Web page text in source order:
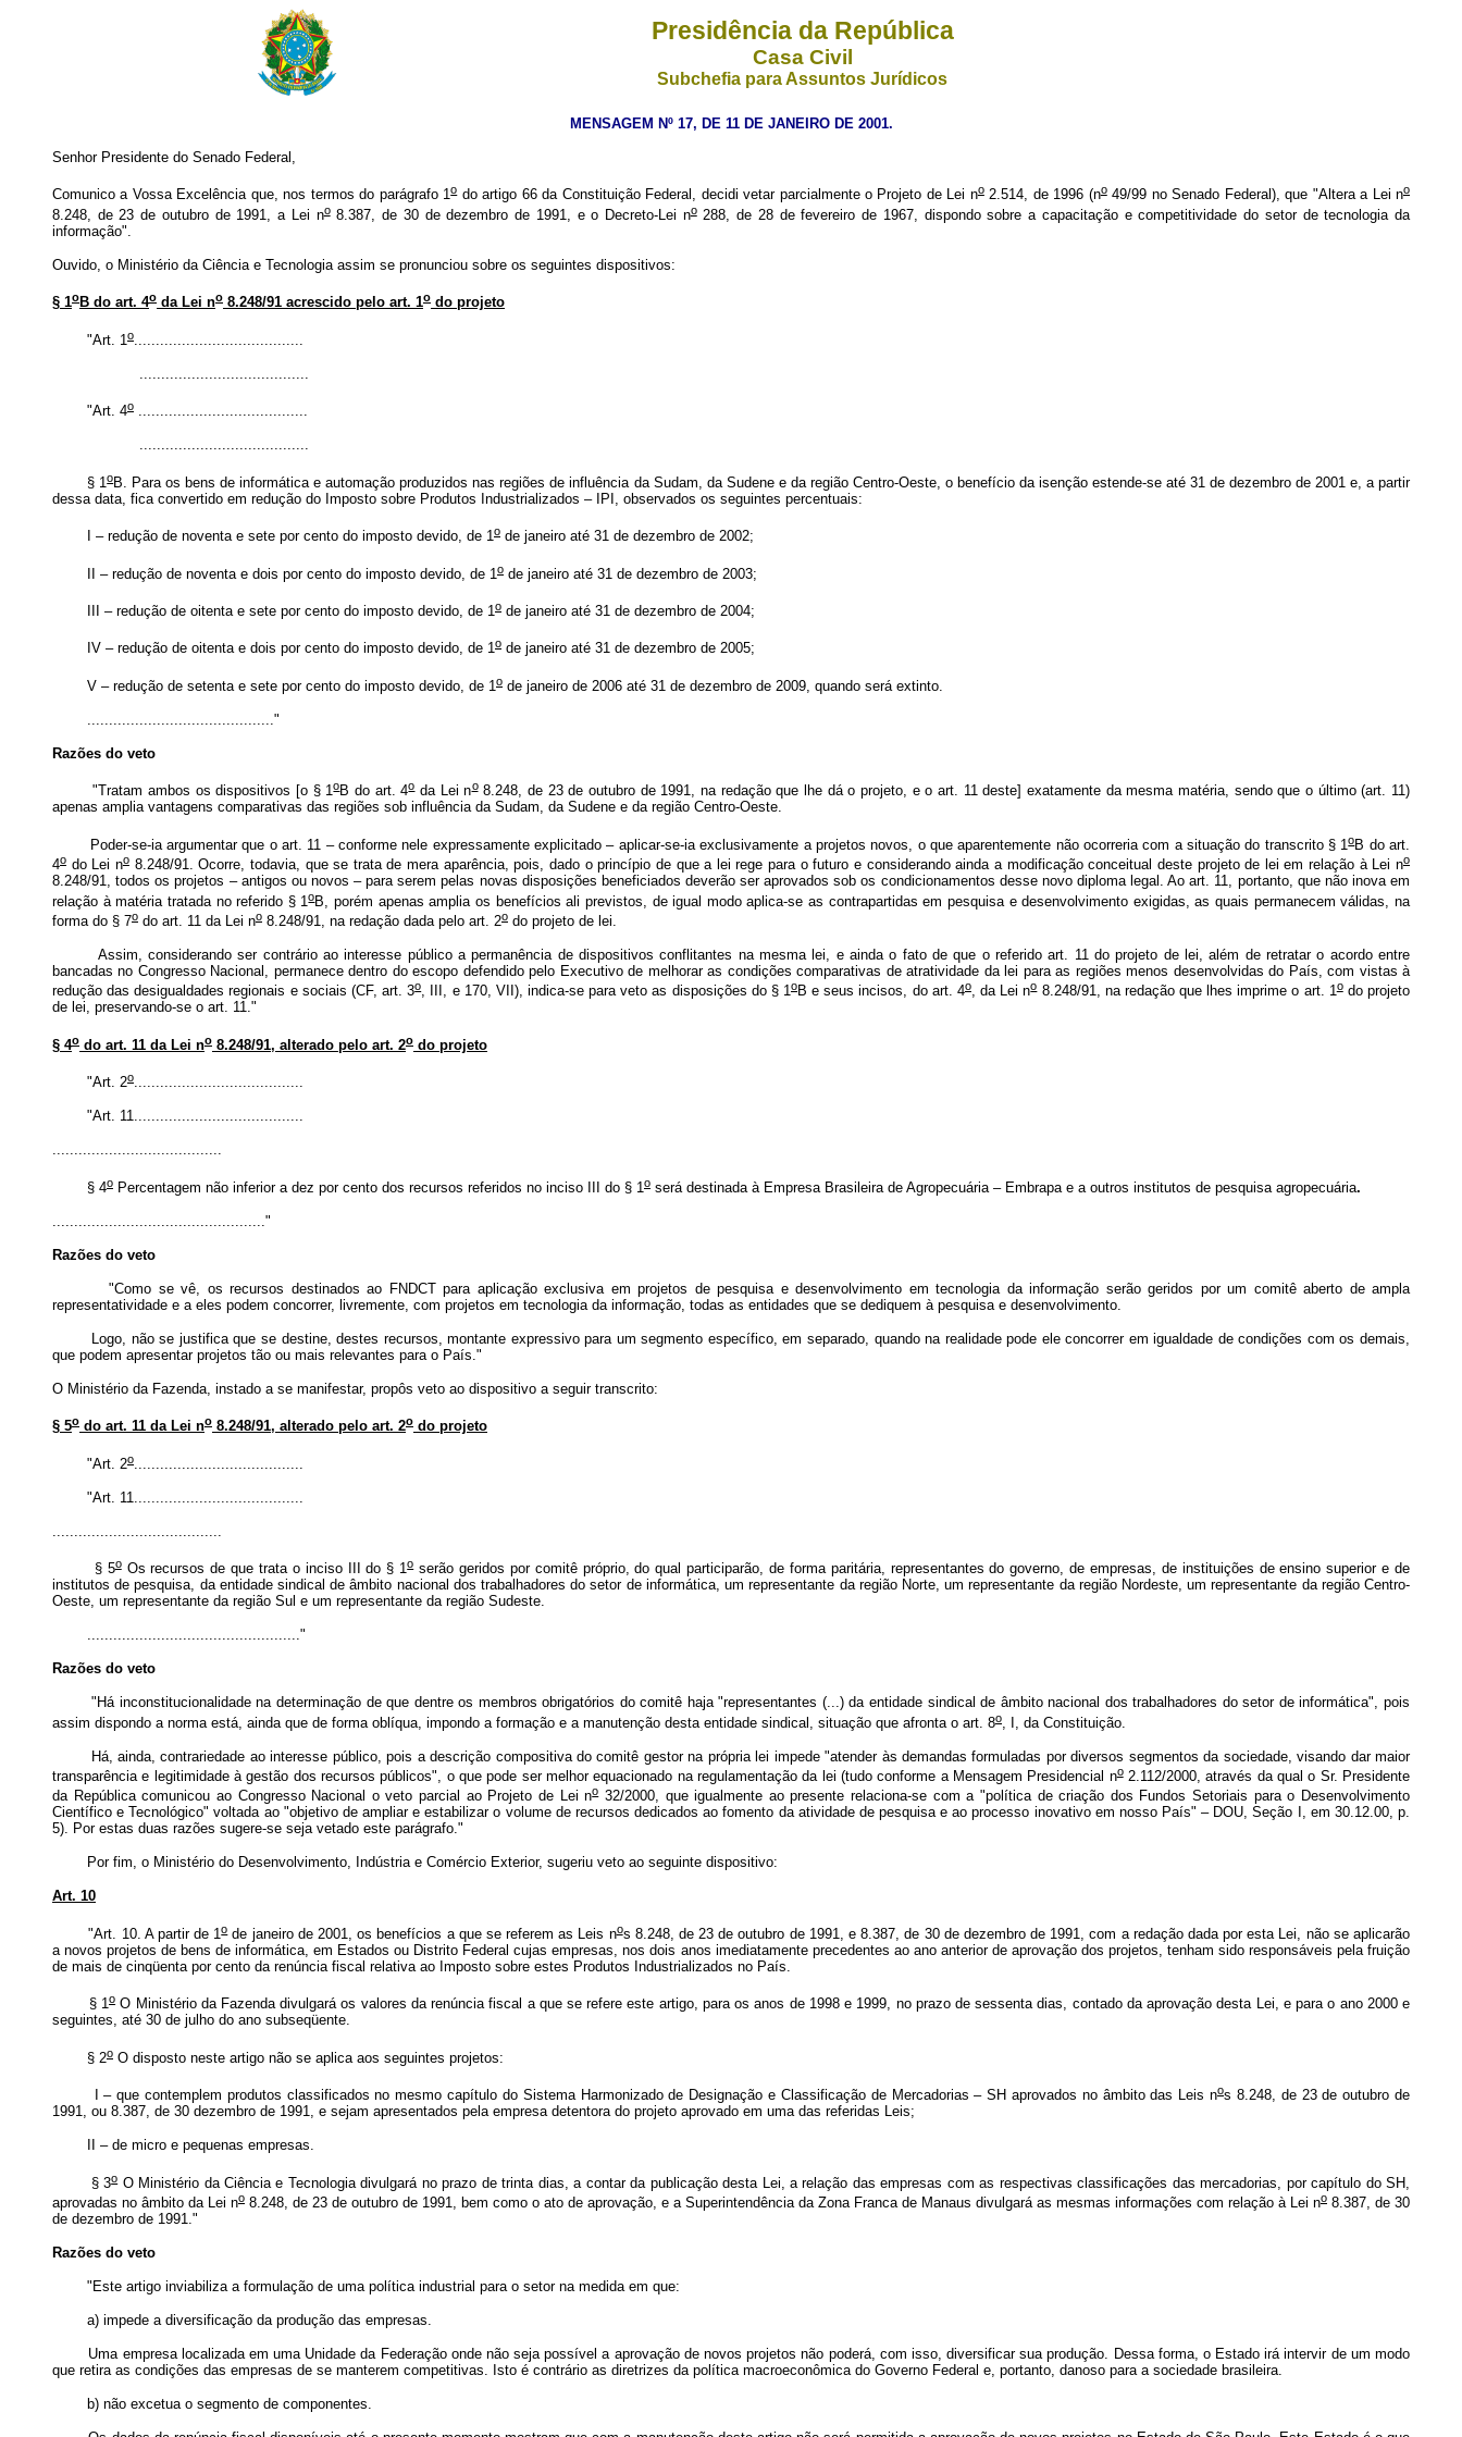
Presidência da República
Casa Civil
Subchefia para Assuntos Jurídicos
MENSAGEM Nº 17, DE 11 DE JANEIRO DE 2001.
Senhor Presidente do Senado Federal,
Comunico a Vossa Excelência que, nos termos do parágrafo 1odo artigo 66 da Constituição Federal, decidi vetar parcialmente o Projeto de Lei no2.514, de 1996 (no49/99 no Senado Federal), que "Altera a Lei no
8.248, de 23 de outubro de 1991, a Lei no8.387, de 30 de dezembro de 1991, e o Decreto-Lei no288, de 28 de fevereiro de 1967, dispondo sobre a capacitação e competitividade do setor de tecnologia da
informação".
Ouvido, o Ministério da Ciência e Tecnologia assim se pronunciou sobre os seguintes dispositivos:
§ 1oB do art. 4o da Lei no 8.248/91 acrescido pelo art. 1o do projeto
"Art. 1 o
"Art. 4o .......................................
.......................................
§ 1oB. Para os bens de informática e automação produzidos nas regiões de influência da Sudam, da Sudene e da região Centro-Oeste, o benefício da isenção estende-se até 31 de dezembro de 2001 e, a partir
dessa data, fica convertido em redução do Imposto sobre Produtos Industrializados – IPI, observados os seguintes percentuais:
I – redução de noventa e sete por cento do imposto devido, de 1o de janeiro até 31 de dezembro de 2002;
II – redução de noventa e dois por cento do imposto devido, de 1o de janeiro até 31 de dezembro de 2003;
III – redução de oitenta e sete por cento do imposto devido, de 1 o de janeiro até 31 de dezembro de 2004;
IV – redução de oitenta e dois por cento do imposto devido, de 1o de janeiro até 31 de dezembro de 2005;
V – redução de setenta e sete por cento do imposto devido, de 1 o de janeiro de 2006 até 31 de dezembro de 2009, quando será extinto.
..........................................."
Razões do veto
"Tratam ambos os dispositivos [o § 1oB do art. 4oda Lei no8.248, de 23 de outubro de 1991, na redação que lhe dá o projeto, e o art. 11 deste] exatamente da mesma matéria, sendo que o último (art. 11)
apenas amplia vantagens comparativas das regiões sob influência da Sudam, da Sudene e da região Centro-Oeste.
Poder-se-ia argumentar que o art. 11 – conforme nele expressamente explicitado – aplicar-se-ia exclusivamente a projetos novos, o que aparentemente não ocorreria com a situação do transcrito § 1oB do art.
4o do Lei no8.248/91. Ocorre, todavia, que se trata de mera aparência, pois, dado o princípio de que a lei rege para o futuro e considerando ainda a modificação conceitual deste projeto de lei em relação à Lei no
8.248/91, todos os projetos – antigos ou novos – para serem pelas novas disposições beneficiados deverão ser aprovados sob os condicionamentos desse novo diploma legal. Ao art. 11, portanto, que não inova em
relação à matéria tratada no referido § 1oB, porém apenas amplia os benefícios ali previstos, de igual modo aplica-se as contrapartidas em pesquisa e desenvolvimento exigidas, as quais permanecem válidas, na
forma do § 7o do art. 11 da Lei no 8.248/91, na redação dada pelo art. 2o do projeto de lei.
Assim, considerando ser contrário ao interesse público a permanência de dispositivos conflitantes na mesma lei, e ainda o fato de que o referido art. 11 do projeto de lei, além de retratar o acordo entre
bancadas no Congresso Nacional, permanece dentro do escopo defendido pelo Executivo de melhorar as condições comparativas de atratividade da lei para as regiões menos desenvolvidas do País, com vistas à
redução das desigualdades regionais e sociais (CF, art. 3o, III, e 170, VII), indica-se para veto as disposições do § 1oB e seus incisos, do art. 4o, da Lei no8.248/91, na redação que lhes imprime o art. 1odo projeto
de lei, preservando-se o art. 11."
§ 4o do art. 11 da Lei no 8.248/91, alterado pelo art. 2o do projeto
"Art. 2o.......................................
"Art. 11.......................................
.......................................
§ 4o Percentagem não inferior a dez por cento dos recursos referidos no inciso III do § 1 o será destinada à Empresa Brasileira de Agropecuária – Embrapa e a outros institutos de pesquisa agropecuária.
................................................."
Razões do veto
"Como se vê, os recursos destinados ao FNDCT para aplicação exclusiva em projetos de pesquisa e desenvolvimento em tecnologia da informação serão geridos por um comitê aberto de ampla
representatividade e a eles podem concorrer, livremente, com projetos em tecnologia da informação, todas as entidades que se dediquem à pesquisa e desenvolvimento.
Logo, não se justifica que se destine, destes recursos, montante expressivo para um segmento específico, em separado, quando na realidade pode ele concorrer em igualdade de condições com os demais,
que podem apresentar projetos tão ou mais relevantes para o País."
O Ministério da Fazenda, instado a se manifestar, propôs veto ao dispositivo a seguir transcrito:
§ 5o do art. 11 da Lei no 8.248/91, alterado pelo art. 2o do projeto
"Art. 2o
"Art. 11.......................................
§ 5oOs recursos de que trata o inciso III do § 1oserão geridos por comitê próprio, do qual participarão, de forma paritária, representantes do governo, de empresas, de instituições de ensino superior e de
institutos de pesquisa, da entidade sindical de âmbito nacional dos trabalhadores do setor de informática, um representante da região Norte, um representante da região Nordeste, um representante da região Centro-
Oeste, um representante da região Sul e um representante da região Sudeste.
................................................."
Razões do veto
"Há inconstitucionalidade na determinação de que dentre os membros obrigatórios do comitê haja "representantes (...) da entidade sindical de âmbito nacional dos trabalhadores do setor de informática", pois
assim dispondo a norma está, ainda que de forma oblíqua, impondo a formação e a manutenção desta entidade sindical, situação que afronta o art. 8o , I, da Constituição.
Há, ainda, contrariedade ao interesse público, pois a descrição compositiva do comitê gestor na própria lei impede "atender às demandas formuladas por diversos segmentos da sociedade, visando dar maior
transparência e legitimidade à gestão dos recursos públicos", o que pode ser melhor equacionado na regulamentação da lei (tudo conforme a Mensagem Presidencial no2.112/2000, através da qual o Sr. Presidente
da República comunicou ao Congresso Nacional o veto parcial ao Projeto de Lei no32/2000, que igualmente ao presente relaciona-se com a "política de criação dos Fundos Setoriais para o Desenvolvimento
Científico e Tecnológico" voltada ao "objetivo de ampliar e estabilizar o volume de recursos dedicados ao fomento da atividade de pesquisa e ao processo inovativo em nosso País" – DOU, Seção I, em 30.12.00, p.
5). Por estas duas razões sugere-se seja vetado este parágrafo."
Por fim, o Ministério do Desenvolvimento, Indústria e Comércio Exterior, sugeriu veto ao seguinte dispositivo:
Art. 10
"Art. 10. A partir de 1ode janeiro de 2001, os benefícios a que se referem as Leis nos 8.248, de 23 de outubro de 1991, e 8.387, de 30 de dezembro de 1991, com a redação dada por esta Lei, não se aplicarão
a novos projetos de bens de informática, em Estados ou Distrito Federal cujas empresas, nos dois anos imediatamente precedentes ao ano anterior de aprovação dos projetos, tenham sido responsáveis pela fruição
de mais de cinqüenta por cento da renúncia fiscal relativa ao Imposto sobre estes Produtos Industrializados no País.
§ 1o O Ministério da Fazenda divulgará os valores da renúncia fiscal a que se refere este artigo, para os anos de 1998 e 1999, no prazo de sessenta dias, contado da aprovação desta Lei, e para o ano 2000 e
seguintes, até 30 de julho do ano subseqüente.
§ 2o O disposto neste artigo não se aplica aos seguintes projetos:
I – que contemplem produtos classificados no mesmo capítulo do Sistema Harmonizado de Designação e Classificação de Mercadorias – SH aprovados no âmbito das Leis nos 8.248, de 23 de outubro de
1991, ou 8.387, de 30 dezembro de 1991, e sejam apresentados pela empresa detentora do projeto aprovado em uma das referidas Leis;
II – de micro e pequenas empresas.
§ 3oO Ministério da Ciência e Tecnologia divulgará no prazo de trinta dias, a contar da publicação desta Lei, a relação das empresas com as respectivas classificações das mercadorias, por capítulo do SH,
aprovadas no âmbito da Lei no 8.248, de 23 de outubro de 1991, bem como o ato de aprovação, e a Superintendência da Zona Franca de Manaus divulgará as mesmas informações com relação à Lei no 8.387, de 30
de dezembro de 1991."
Razões do veto
"Este artigo inviabiliza a formulação de uma política industrial para o setor na medida em que:
a) impede a diversificação da produção das empresas.
Uma empresa localizada em uma Unidade da Federação onde não seja possível a aprovação de novos projetos não poderá, com isso, diversificar sua produção. Dessa forma, o Estado irá intervir de um modo
que retira as condições das empresas de se manterem competitivas. Isto é contrário as diretrizes da política macroeconômica do Governo Federal e, portanto, danoso para a sociedade brasileira.
b) não excetua o segmento de componentes.